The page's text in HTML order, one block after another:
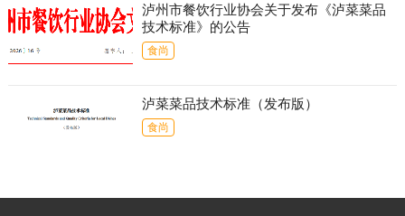
泸州市餐饮行业协会关于发布《泸菜菜品
技术标准》的公告
食尚
泸菜菜品技术标准（发布版）
食尚